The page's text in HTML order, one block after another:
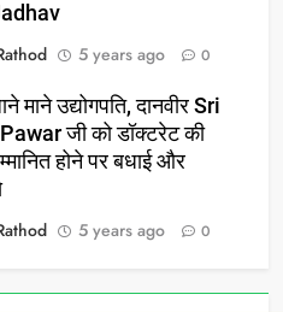
5 years ago 0
माने उद्योगपति, दानवीर Sri
जी को डॉक्टरेट की
होने पर बधाई और
5 years ago 0